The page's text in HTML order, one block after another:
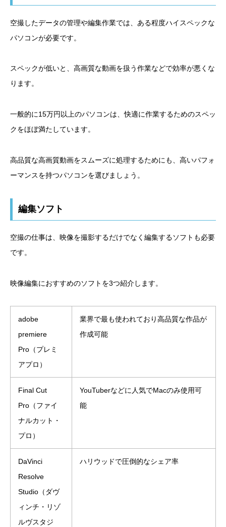
空撮したデータの管理や編集作業では、ある程度ハイスペックな
パソコンが必要です。
スペックが低いと、高画質な動画を扱う作業などで効率が悪くな
ります。
一般的に15万円以上のパソコンは、快適に作業するためのスペッ
クをほぼ満たしています。
高品質な高画質動画をスムーズに処理するためにも、高いパフォ
ーマンスを持つパソコンを選びましょう。
編集ソフト
空撮の仕事は、映像を撮影するだけでなく編集するソフトも必要
です。
映像編集におすすめのソフトを3つ紹介します。
adobe
premiere
Pro（プレミ
アプロ）
業界で最も使われており高品質な作品が
作成可能
Final Cut
Pro（ファイ
ナルカット・
プロ）
YouTuberなどに人気でMacのみ使用可
能
DaVinci
Resolve
Studio（ダヴ
ィンチ・リゾ
ルヴスタジ
ハリウッドで圧倒的なシェア率